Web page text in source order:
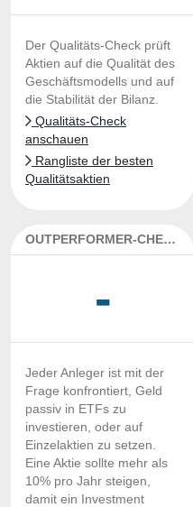
Der Qualitäts-Check prüft
Aktien auf die Qualität des
Geschäftsmodells und auf
die Stabilität der Bilanz.
Qualitäts-Check
anschauen
Rangliste der besten
Qualitätsaktien
OUTPERFORMER-CHECK
-
Jeder Anleger ist mit der
Frage konfrontiert, Geld
passiv in ETFs zu
investieren, oder auf
Einzelaktien zu setzen.
Eine Aktie sollte mehr als
10% pro Jahr steigen,
damit ein Investment